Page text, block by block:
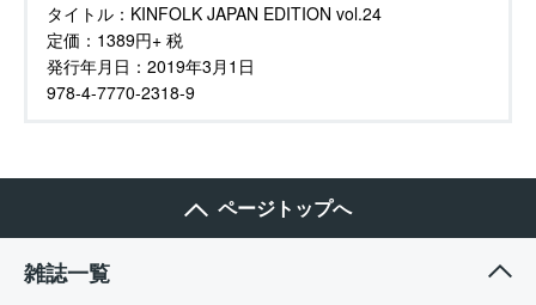
タイトル： KINFOLK JAPAN EDITION vol.24
定価： 1389円+ 税
発行年月日： 2019年3月1日
978-4-7770-2318-9
ページトップへ
雑誌一覧